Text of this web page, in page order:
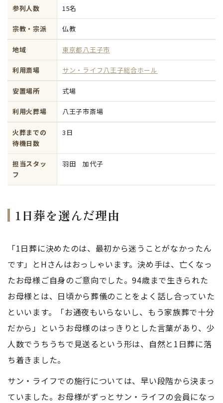
参列人数 15名
宗教・宗派 仏教
地域 東京都八王子市
利用斎場 サン・ライフ八王子総合ホール
安置場所 式場
利用火葬場 八王子市斎場
火葬までの
待機日数
3日
担当スタッ
フ
羽田 加代子
1日葬を選んだ理由
「1日葬に決めたのは、最初から迷うことがなかったん
です」とHさんはおっしゃいます。決め手は、亡くなっ
たお母様ご自身のご意向でした。94歳まで生きられた
お母様とは、日頃から葬儀のことをよく話し合っていた
といいます。「お通夜もいらないし、もう家族葬で十分
だから」というお母様のはっきりとした言葉があり、少
人数でうちうちで見送るという形は、自然と1日葬に落
ち着きました。
サン・ライフでの施行については、早い段階から決まっ
ていました。お母様がずっとサン・ライフの会員になっ